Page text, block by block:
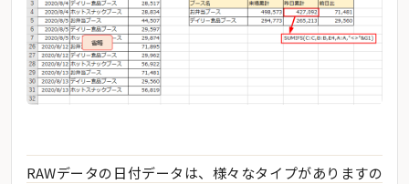
RAWデータの日付データは、様々なタイプがありますの